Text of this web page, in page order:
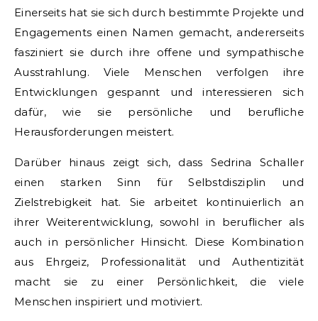
Einerseits hat sie sich durch bestimmte Projekte und
Engagements einen Namen gemacht, andererseits
fasziniert sie durch ihre offene und sympathische
Ausstrahlung. Viele Menschen verfolgen ihre
Entwicklungen gespannt und interessieren sich
dafür, wie sie persönliche und berufliche
Herausforderungen meistert.
Darüber hinaus zeigt sich, dass Sedrina Schaller
einen starken Sinn für Selbstdisziplin und
Zielstrebigkeit hat. Sie arbeitet kontinuierlich an
ihrer Weiterentwicklung, sowohl in beruflicher als
auch in persönlicher Hinsicht. Diese Kombination
aus Ehrgeiz, Professionalität und Authentizität
macht sie zu einer Persönlichkeit, die viele
Menschen inspiriert und motiviert.